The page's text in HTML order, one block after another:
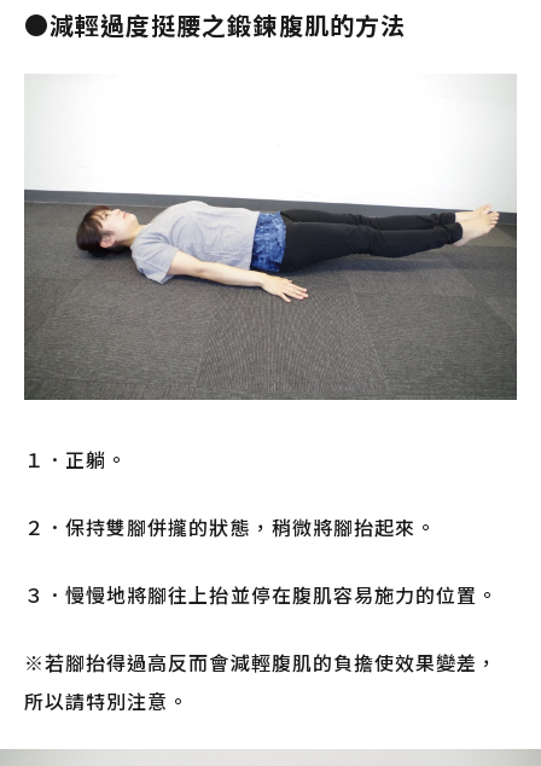
●減輕過度挺腰之鍛鍊腹肌的方法
１．正躺。
２．保持雙腳併攏的狀態，稍微將腳抬起來。
３．慢慢地將腳往上抬並停在腹肌容易施力的位置。
※若腳抬得過高反而會減輕腹肌的負擔使效果變差，
所以請特別注意。